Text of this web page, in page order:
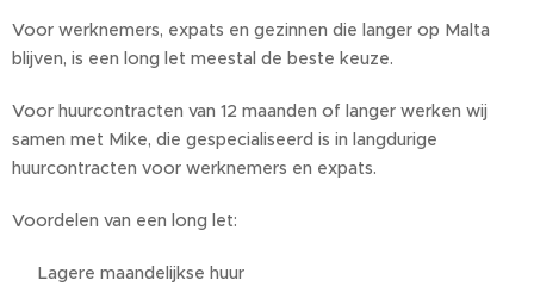
Voor werknemers, expats en gezinnen die langer op Malta
blijven, is een long let meestal de beste keuze.
Voor huurcontracten van 12 maanden of langer werken wij
samen met Mike, die gespecialiseerd is in langdurige
huurcontracten voor werknemers en expats.
Voordelen van een long let:
✅ Lagere maandelijkse huur